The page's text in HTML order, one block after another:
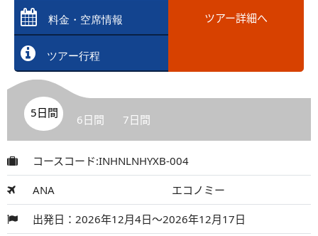
料金・空席情報
ツアー行程
ツアー詳細へ
5日間 6日間 7日間
コースコード:INHNLNHYXB-004
ANA エコノミー
出発日：2026年12月4日～2026年12月17日